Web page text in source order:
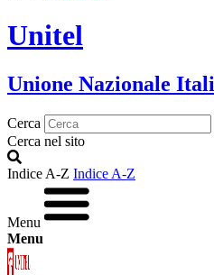
Unitel
Unione Nazionale
Cerca
Cerca nel sito
Indice A-Z Indice A-Z
Menu
Menu